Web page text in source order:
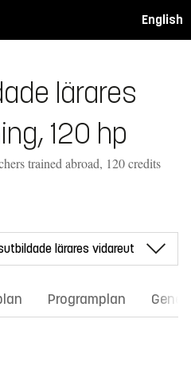
English
lärares
120 hp
trained abroad, 120 credits
Programplan